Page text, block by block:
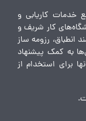
خدمات کاریابی و
کار شریف و
انطباق، رزومه ساز
به کمک پیشنهاد
برای استخدام از